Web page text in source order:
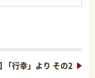
「行幸」より その2